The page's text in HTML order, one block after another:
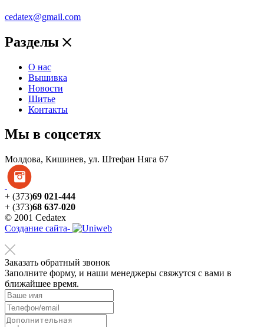
cedatex@gmail.com
Разделы
О нас
Вышивка
Новости
Шитье
Контакты
Мы в соцсетях
Молдова, Кишинев, ул. Штефан Няга 67
+ (373)69 021-444
+ (373)68 637-020
© 2001 Cedatex
Создание сайта-
Заказать обратный звонок
Заполните форму, и наши менеджеры свяжутся с вами в
ближайшее время.